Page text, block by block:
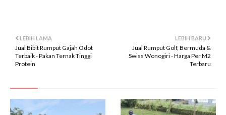
LEBIH BARU
Jual Rumput Golf, Bermuda &
Swiss Wonogiri - Harga Per M2
Terbaru
LEBIH LAMA
Jual Bibit Rumput Gajah Odot
Terbaik - Pakan Ternak Tinggi
Protein